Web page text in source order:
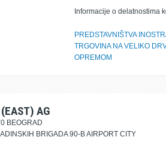
Informacije o delatnostima
PREDSTAVNIŠTVA
TRGOVINA NA VELIKO
OPREMOM
AG
BEOGRAD
BRIGADA 90-B AIRPORT CITY